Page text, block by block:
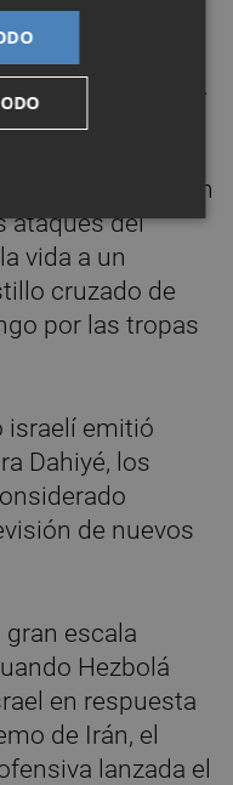
del caos y
ha prometido.
la jornada
a Hezbolá en
ataques del
vida a un
cruzado de
por las tropas
israelí emitió
Dahiyé, los
de nuevos
escala
Hezbolá
en respuesta
de Irán, el
lanzada el